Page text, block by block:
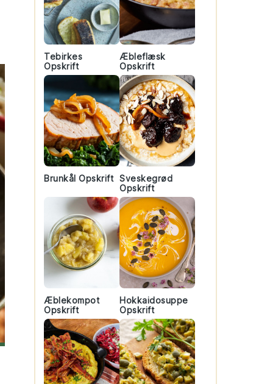
Tebirkes
Opskrift
Æbleflæsk
Opskrift
Brunkål Opskrift Sveskegrød
Opskrift
Æblekompot
Opskrift
Hokkaidosuppe
Opskrift